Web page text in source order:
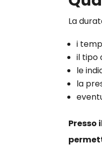
La
i
il tipo
le
la